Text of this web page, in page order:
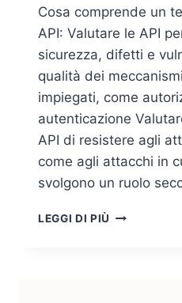
Cosa comprende un
API: Valutare le API
sicurezza, difetti e
qualità dei
impiegati, come
autenticazione
API di resistere agli
come agli attacchi in
svolgono un ruolo
LEGGI DI PIÙ UNA